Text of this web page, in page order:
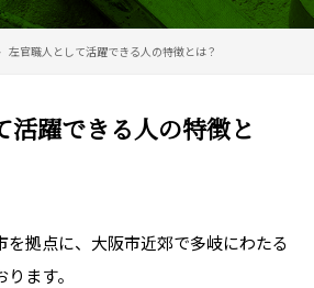
左官職人として活躍できる人の特徴とは？
活躍できる人の特徴と
を拠点に、大阪市近郊で多岐にわたる
ます。